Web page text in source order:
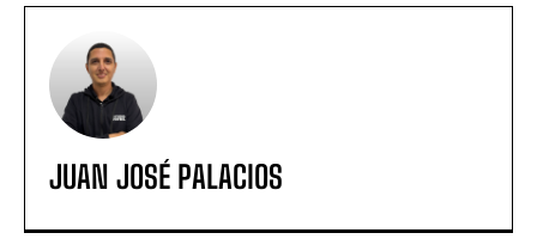
JUAN JOSÉ PALACIOS